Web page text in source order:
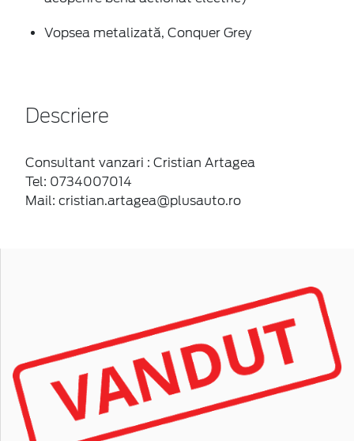
Vopsea metalizată, Conquer Grey
Descriere
Consultant vanzari : Cristian Artagea
Tel: 0734007014
Mail: cristian.artagea@plusauto.ro